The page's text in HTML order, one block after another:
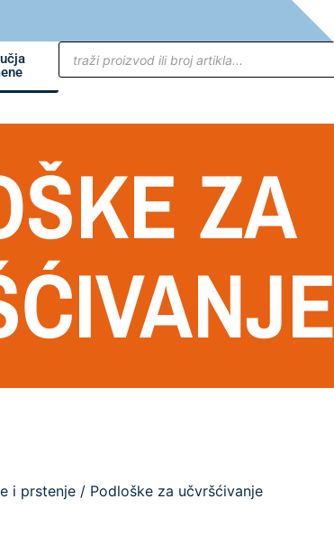
ZA
i prstenje / Podloške za učvršćivanje